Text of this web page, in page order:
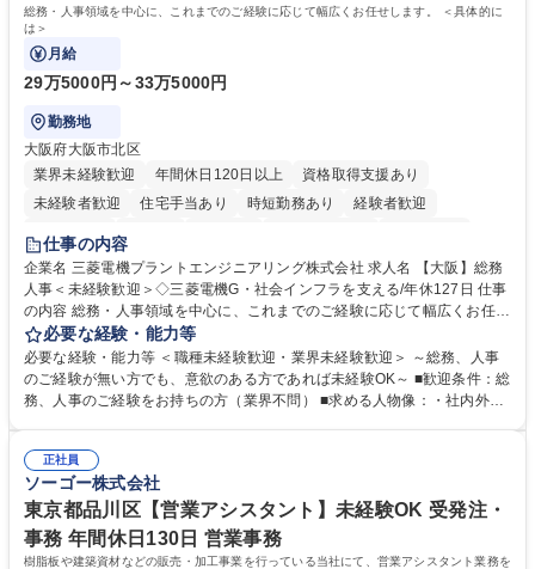
総務・人事領域を中心に、これまでのご経験に応じて幅広くお任せします。 ＜具体的に
は＞
月給
29万5000円～33万5000円
勤務地
大阪府大阪市北区
業界未経験歓迎
年間休日120日以上
資格取得支援あり
未経験者歓迎
住宅手当あり 時短勤務あり
経験者歓迎
退職金あり
駅近5分以内
土日祝休み 服装自由 寮・社宅あり 食事補助あり
仕事の内容
企業名 三菱電機プラントエンジニアリング株式会社 求人名 【大阪】総務
人事＜未経験歓迎＞◇三菱電機G・社会インフラを支える/年休127日 仕事
の内容 総務・人事領域を中心に、これまでのご経験に応じて幅広くお任せ
します。 ＜具体的には＞ ・総務/人事労務（給与・社保・勤怠管理など）
・採用・教育研修 ・福利厚生運用 など ※基本的には事務所勤務ですが、
採用や教育等の業務内容により、関西圏以外への日帰り・宿泊を伴う国内
出張もございます。 ※担当業務を持ちつつ、お互いに助け合いながら、総
必要な経験・能力等
必要な経験・能力等 ＜職種未経験歓迎・業界未経験歓迎＞ ～総務、人事
のご経験が無い方でも、意欲のある方であれば未経験OK～ ■歓迎条件：総
務、人事のご経験をお持ちの方（業界不問） ■求める人物像：・社内外の
正社員
ソーゴー株式会社
東京都品川区【営業アシスタント】未経験OK 受発注・
事務 年間休日130日 営業事務
樹脂板や建築資材などの販売・加工事業を行っている当社にて、営業アシスタント業務を